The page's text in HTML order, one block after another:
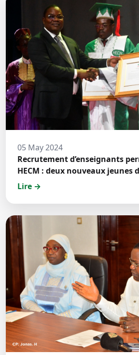
05 May 2024
Recrutement d’enseignants
HECM : deux nouveaux jeunes docteurs ont
prêté́ serment
Lire →